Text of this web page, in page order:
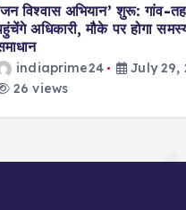
विश्वास अभियान’ शुरू: गांव-
अधिकारी, मौके पर होगा
indiaprime24
July 29,
26 views